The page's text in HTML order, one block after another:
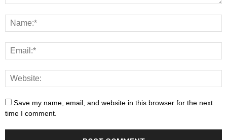
Save my name, email, and website in this browser for the next
time I comment.